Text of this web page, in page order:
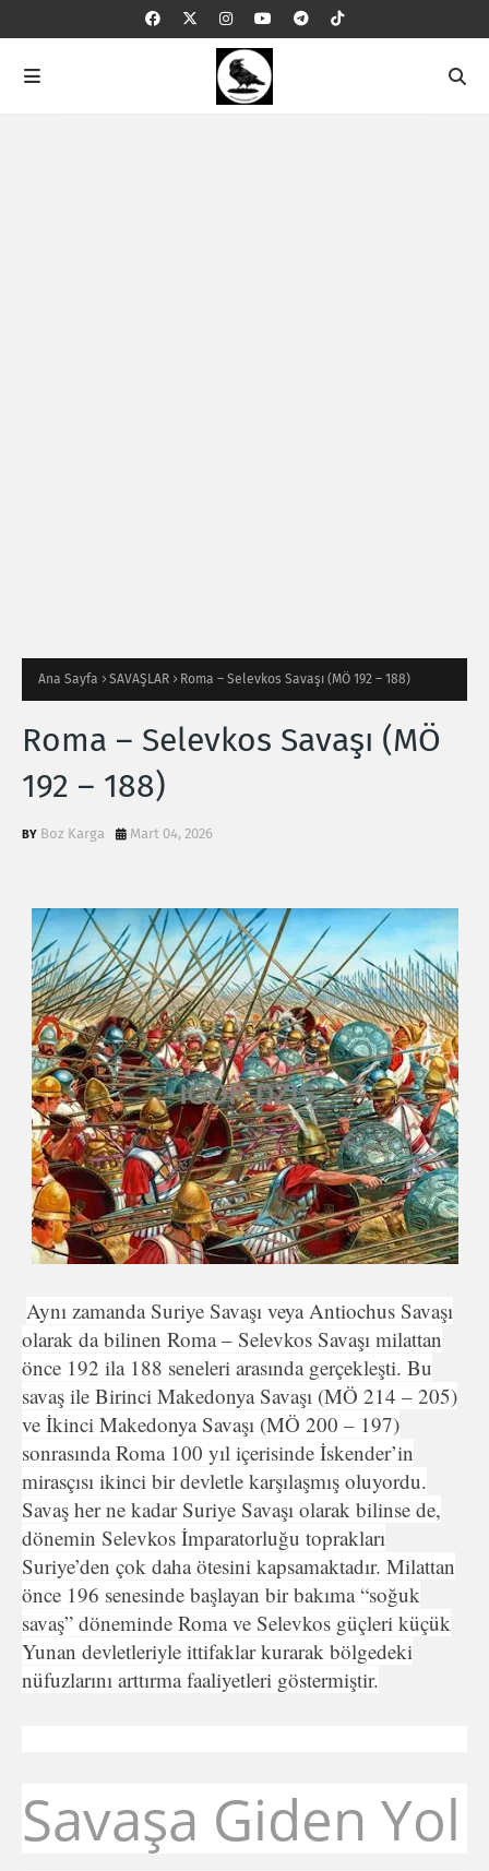
Ana Sayfa SAVAŞLAR Roma – Selevkos Savaşı (MÖ 192 – 188)
Roma – Selevkos Savaşı (MÖ
192 – 188)
Boz Karga Mart 04, 2026
Aynı zamanda Suriye Savaşı veya Antiochus Savaşı
olarak da bilinen Roma – Selevkos Savaşı milattan
önce 192 ila 188 seneleri arasında gerçekleşti. Bu
savaş ile Birinci Makedonya Savaşı (MÖ 214 – 205)
ve İkinci Makedonya Savaşı (MÖ 200 – 197)
sonrasında Roma 100 yıl içerisinde İskender’in
mirasçısı ikinci bir devletle karşılaşmış oluyordu.
Savaş her ne kadar Suriye Savaşı olarak bilinse de,
dönemin Selevkos İmparatorluğu toprakları
Suriye’den çok daha ötesini kapsamaktadır. Milattan
önce 196 senesinde başlayan bir bakıma “soğuk
savaş” döneminde Roma ve Selevkos güçleri küçük
Yunan devletleriyle ittifaklar kurarak bölgedeki
nüfuzlarını arttırma faaliyetleri göstermiştir.
Savaşa Giden Yol